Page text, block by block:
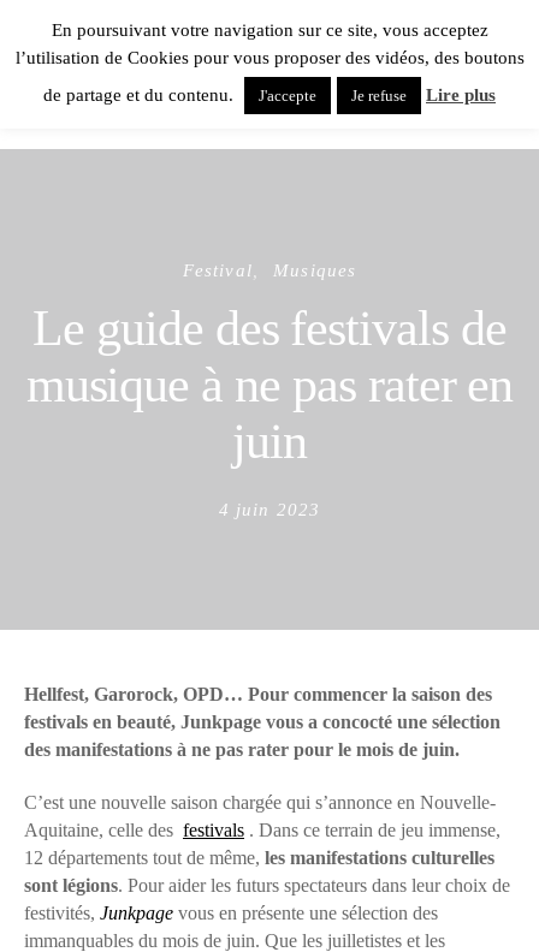
Festival Musiques
Le guide des festivals de
musique à ne pas rater en
juin
Posted
4 juin 2023
Hellfest, Garorock, OPD… Pour commencer la saison des
festivals en beauté, Junkpage vous a concocté une sélection
des manifestations à ne pas rater pour le mois de juin.
C’est une nouvelle saison chargée qui s’annonce en Nouvelle-
Aquitaine, celle des festivals . Dans ce terrain de jeu immense,
12 départements tout de même, les manifestations culturelles
sont légions. Pour aider les futurs spectateurs dans leur choix de
festivités, Junkpage vous en présente une sélection des
immanquables du mois de juin. Que les juilletistes et les
En poursuivant votre navigation sur ce site, vous acceptez
l’utilisation de Cookies pour vous proposer des vidéos, des boutons
de partage et du contenu.
J'accepte Je refuse Lire plus